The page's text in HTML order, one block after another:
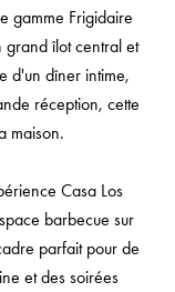
gamme Frigidaire
grand îlot central et
d'un dîner intime,
réception, cette
maison.
Casa Los
barbecue sur
parfait pour de
et des soirées